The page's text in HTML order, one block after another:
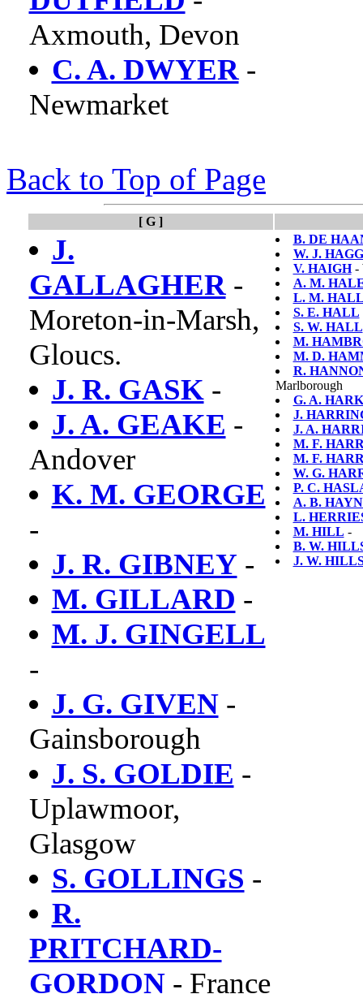
Axmouth, Devon
C. A. DWYER-
Newmarket
Back to Top of Page
[ G ]
J.
GALLAGHER-
Moreton-in-Marsh,
Gloucs.
J. R. GASK-
J. A. GEAKE -
Andover
K. M. GEORGE
-
J. R. GIBNEY -
M. GILLARD -
M. J. GINGELL
-
J. G. GIVEN-
Gainsborough
J. S. GOLDIE -
Uplawmoor,
Glasgow
S. GOLLINGS -
R.
PRITCHARD-
GORDON- France
B. DE
W. J.
V. HAIGH-
A. M.
L. M.
S. E. HALL
S. W. HALL
M.
M. D.
R.
Marlborough
G. A.
J.
J. A.
M. F.
M. F.
W. G.
P. C.
A. B.
L.
M. HILL -
B. W.
J. W.